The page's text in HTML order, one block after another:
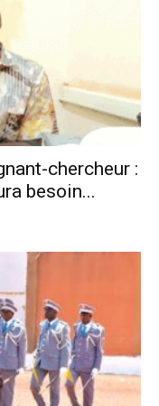
chercheur :
besoin...